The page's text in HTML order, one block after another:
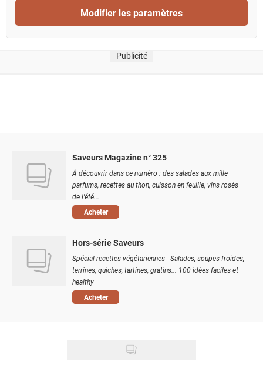
Modifier les paramètres
Publicité
Saveurs Magazine n° 325
À découvrir dans ce numéro : des salades aux mille
parfums, recettes au thon, cuisson en feuille, vins rosés
de l'été...
Acheter
Hors-série Saveurs
Spécial recettes végétariennes - Salades, soupes froides,
terrines, quiches, tartines, gratins... 100 idées faciles et
healthy
Acheter